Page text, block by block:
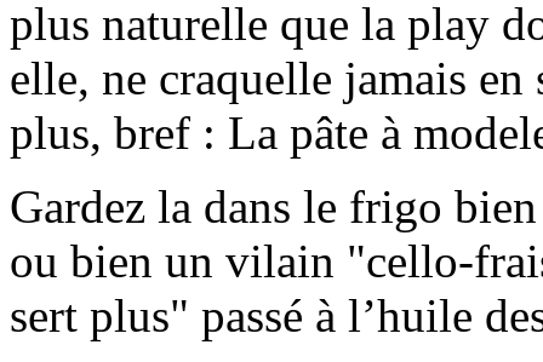
plus naturelle que la play
elle, ne craquelle jamais en
plus, bref : La pâte à
Gardez la dans le frigo
ou bien un vilain "cello-
sert plus" passé à l’huile